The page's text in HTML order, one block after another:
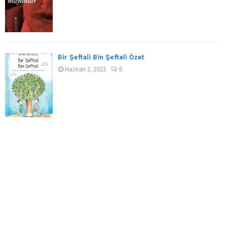
Bir Şeftali Bin Şeftali Özet
Haziran 2, 2023 0